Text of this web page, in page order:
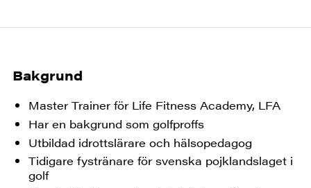
Bakgrund
Master Trainer för Life Fitness Academy, LFA
Har en bakgrund som golfproffs
Utbildad idrottslärare och hälsopedagog
Tidigare fystränare för svenska pojklandslaget i
golf